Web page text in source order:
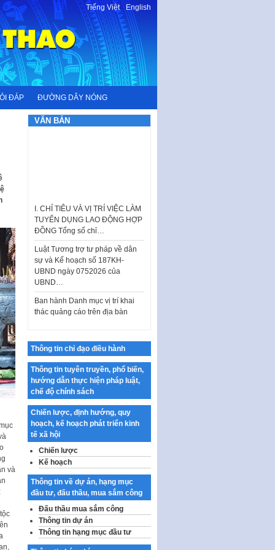
Tiếng Việt-English
ĐÁP ĐƯỜNG DÂY NÓNG
và
VĂN BẢN
TUYỂN DỤNG LAO ĐỘNG HỢP
ĐỒNG Tổng số chỉ…
Luật Tương trợ tư pháp về dân
sự và Kế hoạch số 187KH-
UBND ngày 0752026 của
UBND…
Ban hành Danh mục vị trí khai
thác quảng cáo trên địa bàn
thành phố Hà Nội
tưởng của Đảng…
Công bố công khai dự toán kinh
phí xây dựng pháp luật, hoàn
thiện thể chế, chính…
Quy định về nghiên cứu, ứng
dụng khoa học, công nghệ, đổi
mới sáng tạo và chuyển…
Quy định chi tiết và hướng dẫn
thi hành một số điều của Luật Lý
lịch tư…
Sửa đổi, bổ sung một số nội
dung tại Nghị quyết số 30/NQ-
CP ngày 24 tháng 02…
Ban hành Chương trình hành
động của Chính phủ thực hiện
Thông tin chỉ đạo điều hành
Thông tin tuyên truyền, phổ biến,
hướng dẫn thực hiện pháp luật,
chế độ chính sách
Chiến lược, định hướng, quy
hoạch, kế hoạch phát triển kinh
tế xã hội
Chiến lược
Kế hoạch
Thông tin về dự án, hạng mục
đầu tư, đấu thầu, mua sắm công
Đấu thầu mua sắm công
Thông tin dự án
Thông tin hạng mục đầu tư